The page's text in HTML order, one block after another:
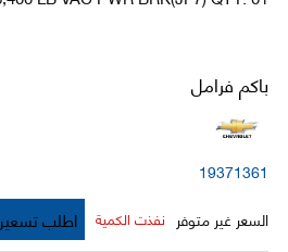
باكم فرامل
19371361
السعر غير متوفر نفذت الكمية اطلب